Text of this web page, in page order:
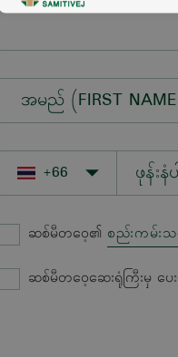
အမည် (FIRST
ဆစ်မီတဝေ့၏ စည်းကမ်းသ
ဆစ်မီတဝေ့ဆေးရုံကြီးမှ ပေ